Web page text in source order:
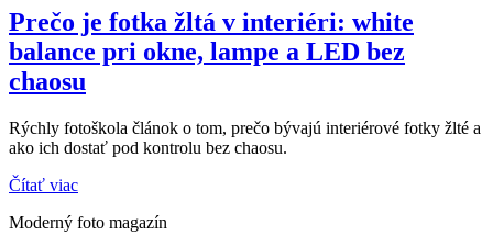
Prečo je fotka žltá v interiéri: white
balance pri okne, lampe a LED bez
chaosu
Rýchly fotoškola článok o tom, prečo bývajú interiérové fotky žlté a
ako ich dostať pod kontrolu bez chaosu.
Čítať viac
Moderný foto magazín